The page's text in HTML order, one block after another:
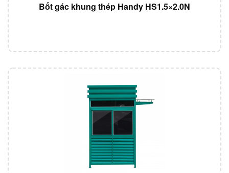
Bốt gác khung thép Handy HS1.5×2.0N